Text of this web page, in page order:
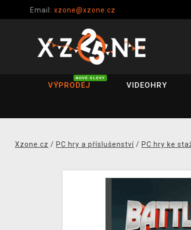
Email: xzone@xzone.cz
VÝPRODEJ
NOVÉ SLEVY
VIDEOHRY
Xzone.cz / PC hry a příslušenství / PC hry ke